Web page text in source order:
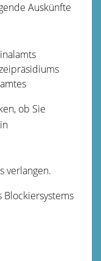
Auskünfte
ob Sie
verlangen.
Blockiersystems